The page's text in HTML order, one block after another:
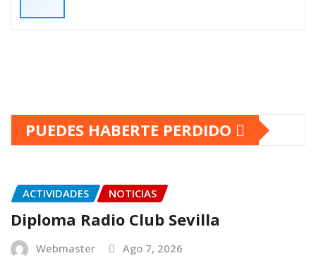
PUEDES HABERTE PERDIDO
ACTIVIDADES NOTICIAS
Diploma Radio Club Sevilla
Webmaster Ago 7, 2026